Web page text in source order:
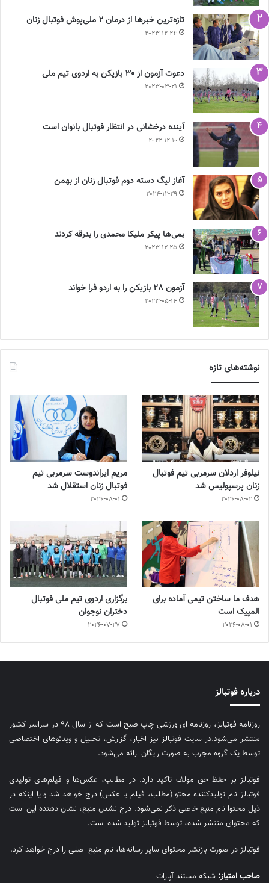
تازه‌ترین خبرها از درمان ۲ ملی‌پوش فوتبال زنان
2023-12-24
دعوت آزمون از 30 بازیکن به اردوی تیم ملی
2023-03-21
آینده درخشانی در انتظار فوتبال بانوان است
2022-12-10
آغاز لیگ دسته دوم فوتبال زنان از بهمن
2024-12-29
بمی‌ها پیکر ملیکا محمدی را بدرقه کردند
2023-12-25
آزمون 28 بازیکن را به اردو فرا خواند
2023-05-14
نوشته‌های تازه
نیلوفر اردلان سرمربی تیم فوتبال
زنان پرسپولیس شد
2026-08-02
مریم ایراندوست سرمربی تیم
فوتبال زنان استقلال شد
2026-08-01
هدف ما ساختن تیمی آماده برای
المپیک است
2026-08-01
برگزاری اردوی تیم ملی فوتبال
دختران نوجوان
2026-07-27
درباره فوتبالز
روزنامه فوتبالز، روزنامه ای ورزشی چاپ صبح است که از سال ۹۸ در سراسر کشور
منتشر می‌شود.در سایت فوتبالز نیز اخبار، گزارش، تحلیل و ویدئوهای اختصاصی
توسط یک گروه مجرب به صورت رایگان ارائه می‌شود.
فوتبالز بر حفظ حق مولف تاکید دارد. در مطالب، عکس‌ها و فیلم‌های تولیدی
فوتبالز نام تولیدکننده محتوا(مطلب، فیلم یا عکس) درج خواهد شد و یا اینکه در
ذیل محتوا نام منبع خاصی ذکر نمی‌‎شود. درج نشدن منبع، نشان دهنده این است
که محتوای منتشر شده، توسط فوتبالز تولید شده است.
فوتبالز در صورت بازنشر محتوای سایر رسانه‌ها، نام منبع اصلی را درج خواهد کرد.
صاحب امتیاز: شبکه مستند آپارات